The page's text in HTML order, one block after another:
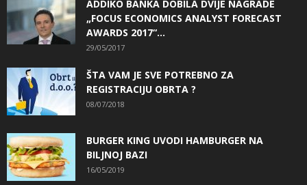
ADDIKO BANKA DOBILA DVIJE NAGRADE
„FOCUS ECONOMICS ANALYST FORECAST
AWARDS 2017“...
29/05/2017
ŠTA VAM JE SVE POTREBNO ZA
REGISTRACIJU OBRTA ?
08/07/2018
BURGER KING UVODI HAMBURGER NA
BILJNOJ BAZI
16/05/2019